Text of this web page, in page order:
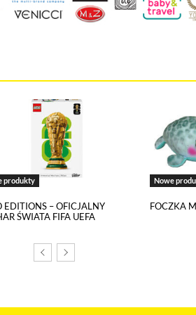
produkty
EDITIONS – OFICJALNY
ŚWIATA FIFA UEFA
Nowe
FOCZKA
że cenisz swoją prywatność.
Ci kontrolować
są na tej stronie w celu
w celu korzystania z narzędzi
stosowane przez tutaj pliki
aktywne i nie masz możliwości wyboru w
jest informacja o dokonanych
narzędzia pozwalającego na